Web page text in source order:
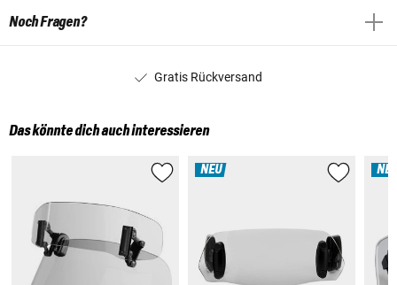
Noch Fragen?
Gratis Rückversand
Das könnte dich auch interessieren
NEU